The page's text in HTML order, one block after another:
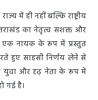
में ही नहीं बल्कि राष्ट्रीय
का नेतृत्व सशक्त और
एक नायक के रूप में प्रस्तुत
हुए साहसी निर्णय लेने से
युवा और दृढ़ नेता के रूप में
गई है।